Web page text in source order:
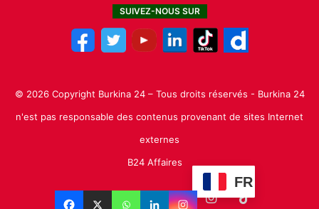
SUIVEZ-NOUS SUR
© 2026 Copyright Burkina 24 – Tous droits réservés - Burkina 24
n'est pas responsable des contenus provenant de sites Internet
externes
B24 Affaires
FR
Facebook LinkedinYouTubeInstagram
TikTok